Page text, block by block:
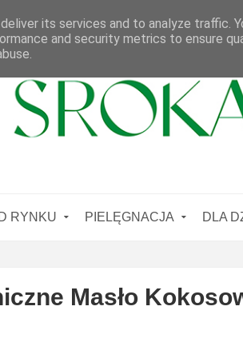
RYNKU PIELĘGNACJA DLA
Masło
its services and to analyze traffic.
and security metrics to ensure